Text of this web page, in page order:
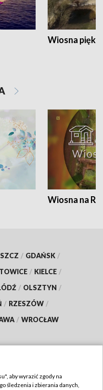
Wiosna
Wiosna na
/ GDAŃSK /
/ KIELCE /
/ OLSZTYN /
/ RZESZÓW /
/ WROCŁAW
aby wyrazić zgody na
śledzenia i zbierania danych,